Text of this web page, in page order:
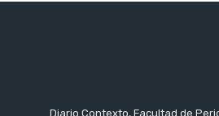
Diario Contexto, Facultad de